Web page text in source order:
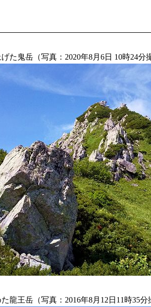
た鬼岳（写真：2020年8月6日 10時24分
龍王岳（写真：2016年8月12日11時35分